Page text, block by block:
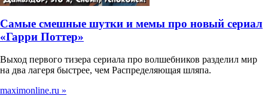
Самые смешные шутки и мемы про новый сериал
«Гарри Поттер»
Выход первого тизера сериала про волшебников разделил мир
на два лагеря быстрее, чем Распределяющая шляпа.
maximonline.ru »